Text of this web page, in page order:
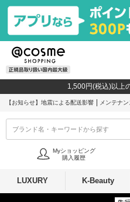
1,500円(税込)以上
【お知らせ】 地震による配送影響 メンテナ
ブランド名・キーワードから探す
Myショッピング
購入履歴
LUXURY K-Beauty